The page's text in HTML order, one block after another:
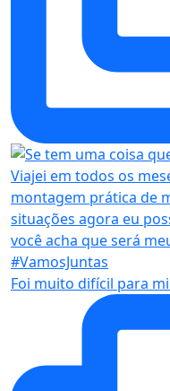
Foi muito difícil para